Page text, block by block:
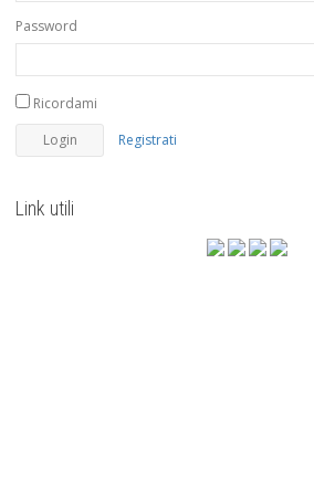
Password
Ricordami
Registrati
Link utili